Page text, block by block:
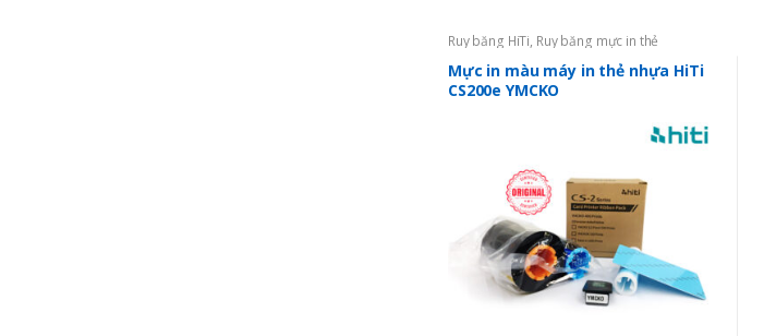
Ruy băng HiTi, Ruy băng mực in thẻ
Mực in màu máy in thẻ nhựa HiTi
CS200e YMCKO